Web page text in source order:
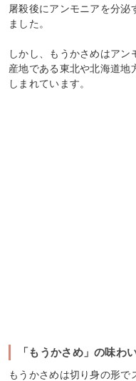
屠殺後にアンモニアを分泌
ました。
しかし、もうかさめはアン
産地である東北や北海道地
しまれています。
「もうかさめ」の味わ
もうかさめは切り身の形で